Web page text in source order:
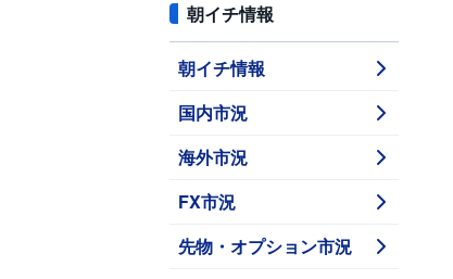
朝イチ情報
朝イチ情報
国内市況
海外市況
FX市況
先物・オプション市況